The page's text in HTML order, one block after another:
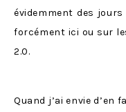
évidemment des
forcément ici ou sur
2.0.
Quand j’ai envie d’en